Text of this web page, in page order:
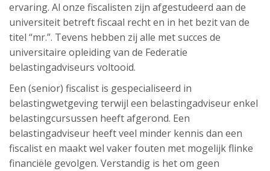
ervaring. Al onze fiscalisten zijn afgestudeerd aan de
universiteit betreft fiscaal recht en in het bezit van de
titel “mr.”. Tevens hebben zij alle met succes de
universitaire opleiding van de Federatie
belastingadviseurs voltooid.
Een (senior) fiscalist is gespecialiseerd in
belastingwetgeving terwijl een belastingadviseur enkel
belastingcursussen heeft afgerond. Een
belastingadviseur heeft veel minder kennis dan een
fiscalist en maakt wel vaker fouten met mogelijk flinke
financiële gevolgen. Verstandig is het om geen